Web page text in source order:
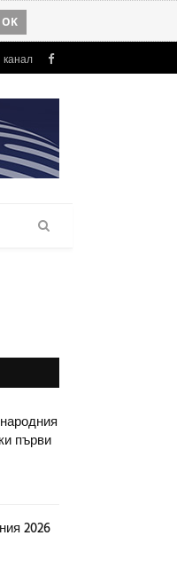
OK
канал Facebook
първи
2026